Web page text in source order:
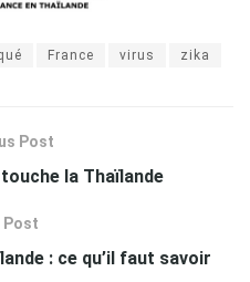
France virus zika
Post
la Thaïlande
Post
: ce qu’il faut savoir